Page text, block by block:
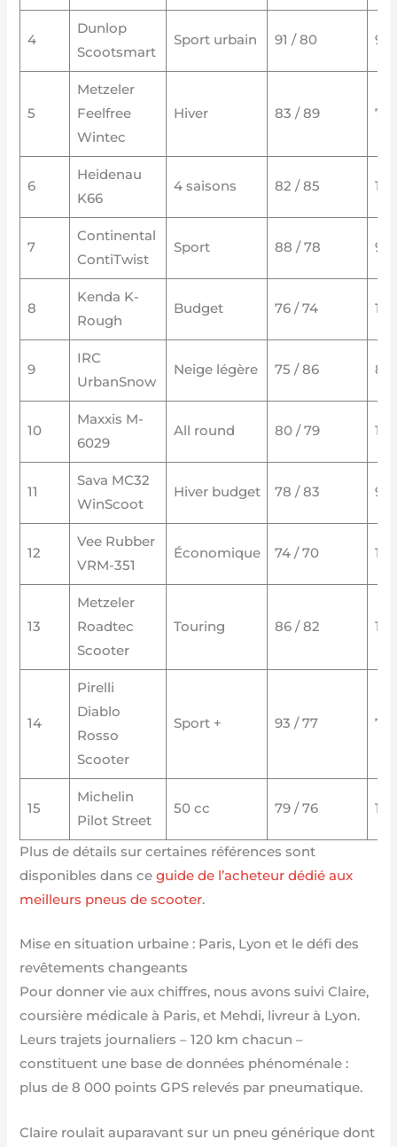
4
Dunlop
Scootsmart
Sport urbain 91 / 80 9
5
Metzeler
Feelfree
Wintec
Hiver 83 / 89 7
6
Heidenau
K66
4 saisons 82 / 85 12
7
Continental
ContiTwist
Sport 88 / 78 9
8
Kenda K-
Rough
Budget 76 / 74 10
9
IRC
UrbanSnow
Neige légère 75 / 86 8
10
Maxxis M-
6029
All round 80 / 79 11
11
Sava MC32
WinScoot
Hiver budget 78 / 83 9
12
Vee Rubber
VRM-351
Économique 74 / 70 10
13
Metzeler
Roadtec
Scooter
Touring 86 / 82 11
14
Pirelli
Diablo
Rosso
Scooter
Sport + 93 / 77 7
15
Michelin
Pilot Street
50 cc 79 / 76 12
Plus de détails sur certaines références sont
disponibles dans ceguide de l’acheteur dédié aux
meilleurs pneus de scooter.
Mise en situation urbaine : Paris, Lyon et le défi des
revêtements changeants
Pour donner vie aux chiffres, nous avons suivi Claire,
coursière médicale à Paris, et Mehdi, livreur à Lyon.
Leurs trajets journaliers – 120 km chacun –
constituent une base de données phénoménale :
plus de 8 000 points GPS relevés par pneumatique.
Claire roulait auparavant sur un pneu générique dont